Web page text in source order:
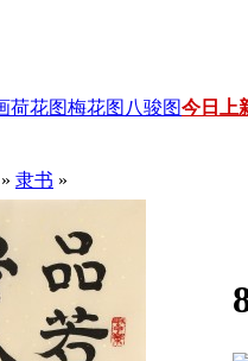
荷花图梅花图 八骏图今日上
» 隶书 »